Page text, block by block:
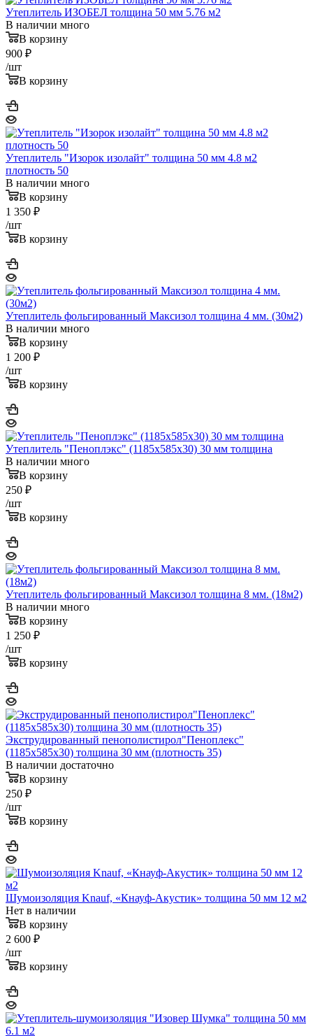
Утеплитель ИЗОБЕЛ толщина 50 мм 5.76 м2
В наличии много
В корзину
900 ₽
/шт
В корзину
Утеплитель "Изорок изолайт" толщина 50 мм 4.8 м2
плотность 50
В наличии много
В корзину
1 350 ₽
/шт
В корзину
Утеплитель фольгированный Максизол толщина 4 мм. (30м2)
В наличии много
В корзину
1 200 ₽
/шт
В корзину
Утеплитель "Пеноплэкс" (1185х585х30) 30 мм толщина
В наличии много
В корзину
250 ₽
/шт
В корзину
Утеплитель фольгированный Максизол толщина 8 мм. (18м2)
В наличии много
В корзину
1 250 ₽
/шт
В корзину
Экструдированный пенополистирол"Пеноплекс"
(1185х585х30) толщина 30 мм (плотность 35)
В наличии достаточно
В корзину
250 ₽
/шт
В корзину
Шумоизоляция Knauf, «Кнауф-Акустик» толщина 50 мм 12 м2
Нет в наличии
В корзину
2 600 ₽
/шт
В корзину